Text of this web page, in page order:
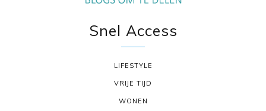
Snel Access
LIFESTYLE
VRIJE TIJD
WONEN